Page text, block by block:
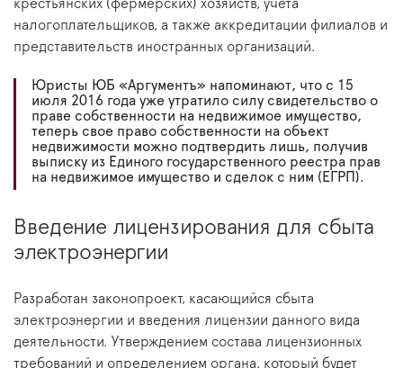
крестьянских (фермерских) хозяйств, учета
налогоплательщиков, а также аккредитации филиалов и
представительств иностранных организаций.
Юристы ЮБ «Аргументъ» напоминают, что с 15
июля 2016 года уже утратило силу свидетельство о
праве собственности на недвижимое имущество,
теперь свое право собственности на объект
недвижимости можно подтвердить лишь, получив
выписку из Единого государственного реестра прав
на недвижимое имущество и сделок с ним (ЕГРП).
Введение лицензирования для сбыта
электроэнергии
Разработан законопроект, касающийся сбыта
электроэнергии и введения лицензии данного вида
деятельности. Утверждением состава лицензионных
требований и определением органа, который будет